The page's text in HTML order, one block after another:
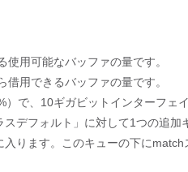
使用可能なバッファの量です。
借用できるバッファの量です。
で、10ギガビットインターフェ
デフォルト」に対して1つの追加
ります。このキューの下に